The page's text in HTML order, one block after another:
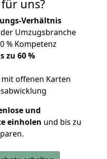
uns?
Verhältnis
Umzugsbranche
% Kompetenz
zu 60 %
offenen Karten
und
einholen und bis zu